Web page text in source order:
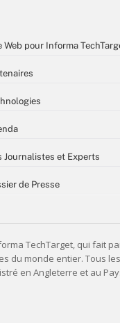
Web pour Informa
Journalistes et Experts
de Presse